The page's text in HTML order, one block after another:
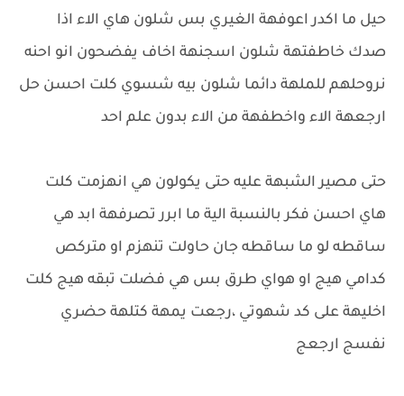
حيل ما اكدر اعوفهة الغيري بس شلون هاي الاء اذا
صدك خاطفتهة شلون اسجنهة اخاف يفضحون انو احنه
نروحلهم للملهة دائما شلون بيه شسوي كلت احسن حل
ارجعهة الاء واخطفهة من الاء بدون علم احد
حتى مصير الشبهة عليه حتى يكولون هي انهزمت كلت
هاي احسن فكر بالنسبة الية ما ابرر تصرفهة ابد هي
ساقطه لو ما ساقطه جان حاولت تنهزم او متركص
كدامي هيج او هواي طرق بس هي فضلت تبقه هيج كلت
اخليهة على كد شهوتي ،رجعت يمهة كتلهة حضري
نفسج ارجعج